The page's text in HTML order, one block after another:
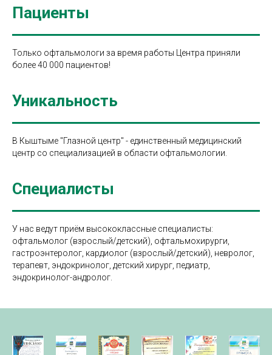
Пациенты
Только офтальмологи за время работы Центра приняли
более 40 000 пациентов!
Уникальность
В Кыштыме "Глазной центр" - единственный медицинский
центр со специализацией в области офтальмологии.
Специалисты
У нас ведут приём высококлассные специалисты:
офтальмолог (взрослый/детский), офтальмохирурги,
гастроэнтеролог, кардиолог (взрослый/детский), невролог,
терапевт, эндокринолог, детский хирург, педиатр,
эндокринолог-андролог.